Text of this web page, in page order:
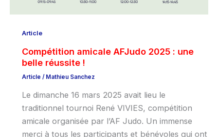
Article
Compétition amicale AFJudo 2025 : une
belle réussite !
Article / Mathieu Sanchez
Le dimanche 16 mars 2025 avait lieu le
traditionnel tournoi René VIVIES, compétition
amicale organisée par l’AF Judo. Un immense
merci à tous les participants et bénévoles qui ont